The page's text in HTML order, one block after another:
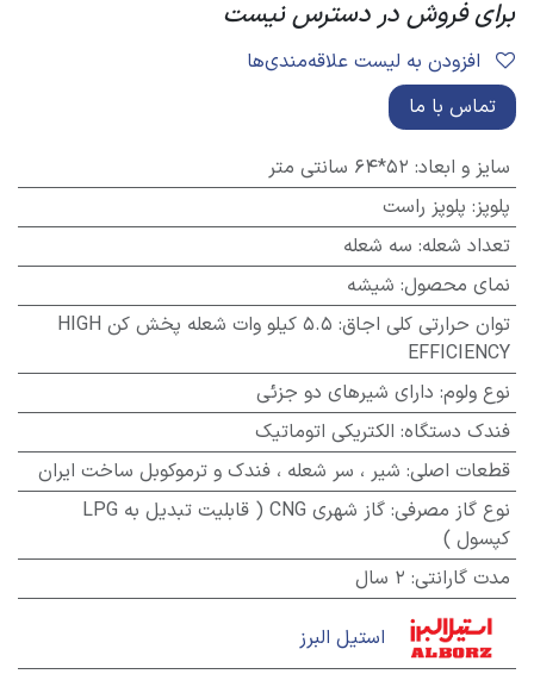
برای فروش در دسترس نیست
تماس با ما
سایز و ابعاد: 52*64 سانتی متر
پلوپز: پلوپز راست
تعداد شعله: سه شعله
نمای محصول: شیشه
توان حرارتی کلی اجاق:
5.5 کیلو وات شعله پخش کن HIGH
EFFICIENCY
نوع ولوم: دارای شیرهای دو جزئی
فندک دستگاه: الکتریکی اتوماتیک
قطعات اصلی: شیر ، سر شعله ، فندک و ترموکوبل ساخت ایران
نوع گاز مصرفی:
گاز شهری CNG ( قابلیت تبدیل به LPG
کپسول )
مدت گارانتی: 2 سال
استیل البرز